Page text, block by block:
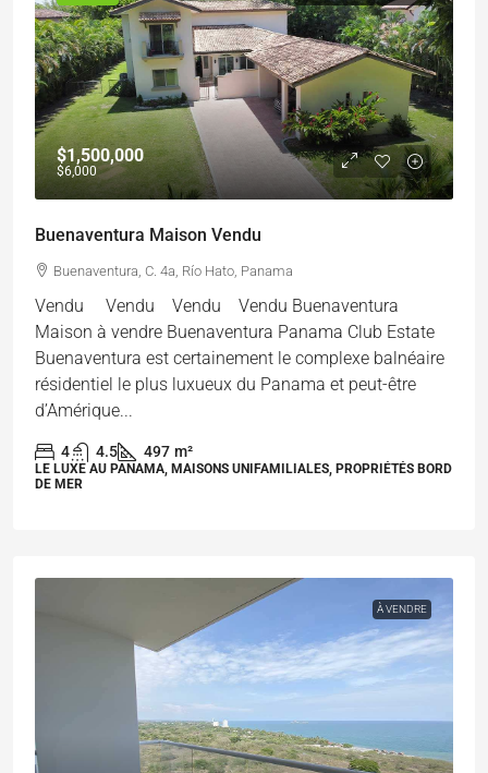
$1,500,000
$6,000
Buenaventura Maison Vendu
Buenaventura, C. 4a, Río Hato, Panama
Vendu Vendu Vendu Vendu Buenaventura
Maison à vendre Buenaventura Panama Club Estate
Buenaventura est certainement le complexe balnéaire
résidentiel le plus luxueux du Panama et peut-être
d’Amérique...
4 4.5 497 m²
LE LUXE AU PANAMA, MAISONS UNIFAMILIALES, PROPRIÉTÉS BORD
DE MER
À VENDRE